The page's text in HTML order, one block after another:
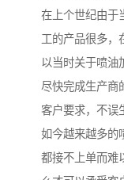
在上个世纪由于
工的产品很多，
以当时关于喷油
尽快完成生产商
客户要求，不误
如今越来越多的
都接不上单而难